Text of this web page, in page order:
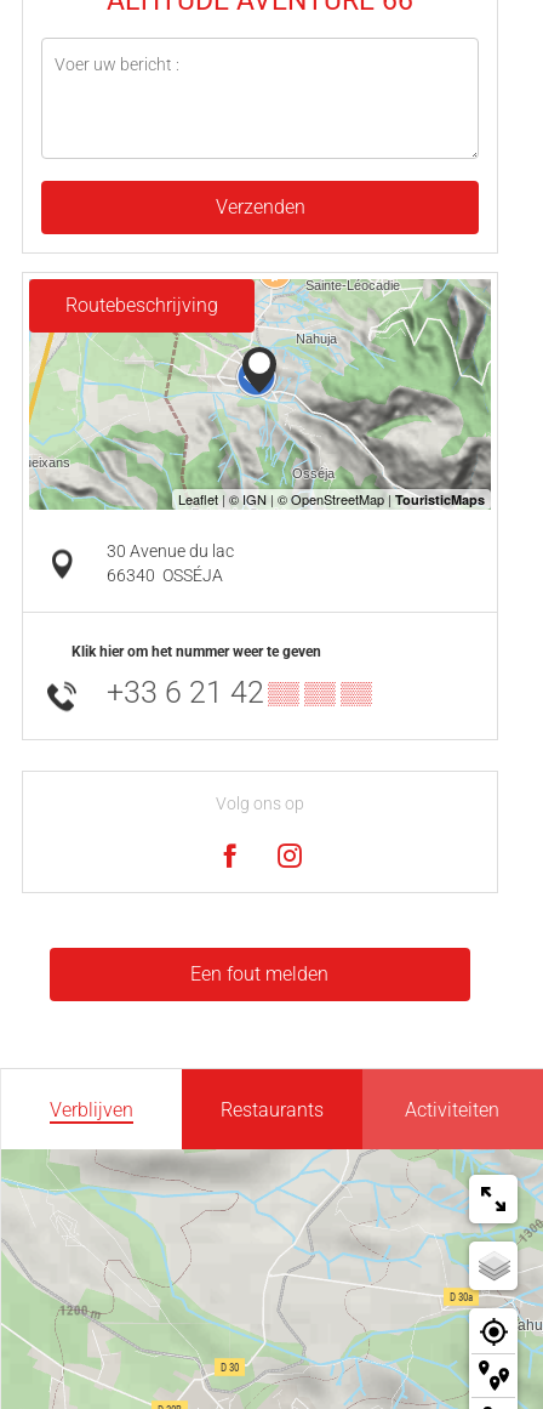
Verzenden
Routebeschrijving
30 Avenue du lac
66340 OSSÉJA
Klik hier om het nummer weer te geven
+33 6 21 42▒▒ ▒▒ ▒▒
Volg ons op
Een fout melden
Verblijven Restaurants Activiteiten